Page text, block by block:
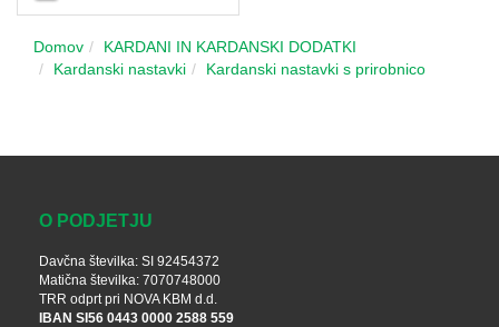
Domov
KARDANI IN KARDANSKI DODATKI
Kardanski nastavki
Kardanski nastavki s prirobnico
O PODJETJU
Davčna številka: SI 92454372
Matična številka: 7070748000
TRR odprt pri NOVA KBM d.d.
IBAN SI56 0443 0000 2588 559